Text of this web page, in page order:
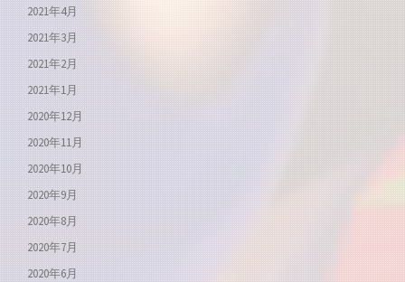
2021年4月
2021年3月
2021年2月
2021年1月
2020年12月
2020年11月
2020年10月
2020年9月
2020年8月
2020年7月
2020年6月